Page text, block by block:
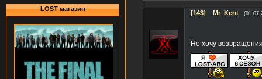
LOST магазин
[143] Mr_Kent
Не хочу